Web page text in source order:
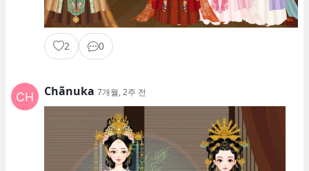
2 0
Chãnuka 7개월, 2주 전